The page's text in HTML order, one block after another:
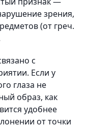
зрения,
(от греч.
с
Если у
глаза не
образ, как
удобнее
от точки